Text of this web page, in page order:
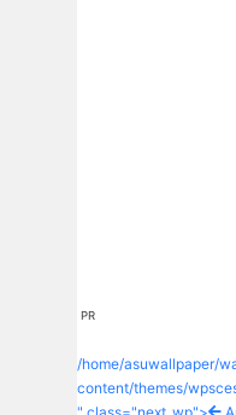
PR
/home/asuwallpaper/
content/themes/